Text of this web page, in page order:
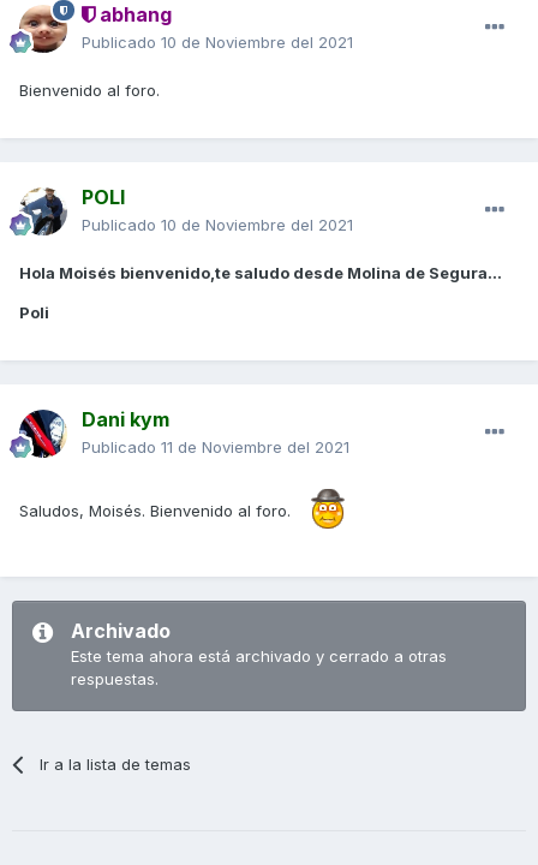
abhang
Publicado 10 de Noviembre del 2021
Bienvenido al foro.
POLI
Publicado 10 de Noviembre del 2021
Hola Moisés bienvenido,te saludo desde Molina de Segura...
Poli
Dani kym
Publicado 11 de Noviembre del 2021
Saludos, Moisés. Bienvenido al foro.
Archivado
Este tema ahora está archivado y cerrado a otras
respuestas.
Ir a la lista de temas